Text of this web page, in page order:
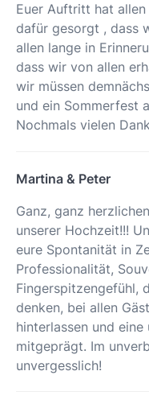
Euer Auftritt hat allen
dafür gesorgt , dass
allen lange in
dass wir von allen
wir müssen
und ein Sommerfest
Nochmals vielen
Martina & Peter
Ganz, ganz
unserer Hochzeit!!!
eure Spontanität in
Professionalität,
Fingerspitzengefühl,
denken, bei allen
hinterlassen und
mitgeprägt. Im
unvergesslich!